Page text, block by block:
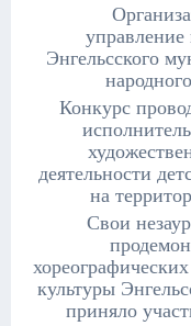
Энгельсского
Конкурс
деятельности
на
Свои
культуры
приняло